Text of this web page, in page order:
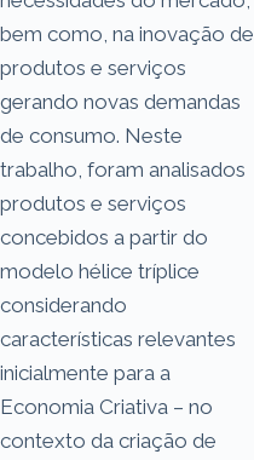
bem como, na inovação de
produtos e serviços
gerando novas demandas
de consumo. Neste
trabalho, foram analisados
produtos e serviços
concebidos a partir do
modelo hélice tríplice
considerando
características relevantes
inicialmente para a
Economia Criativa – no
contexto da criação de